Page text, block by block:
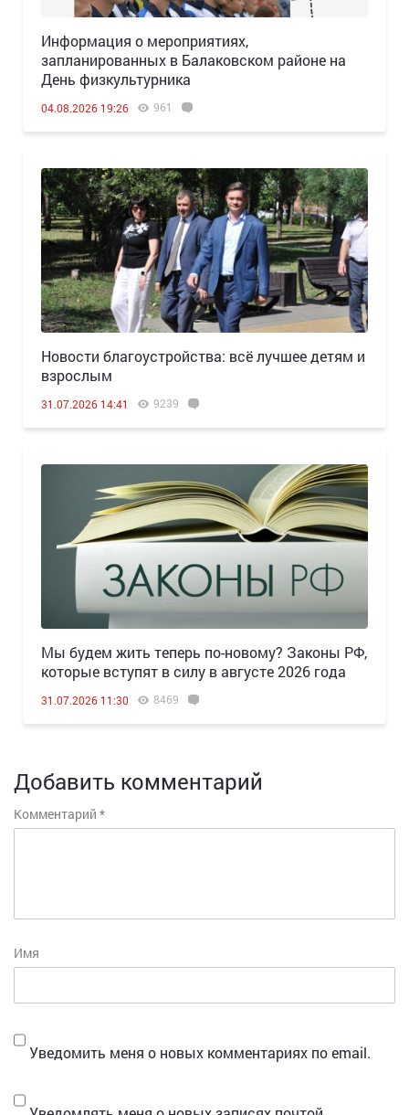
Информация о мероприятиях,
запланированных в Балаковском районе на
День физкультурника
04.08.2026 19:26 961
Новости благоустройства: всё лучшее детям и
взрослым
31.07.2026 14:41 9239
Мы будем жить теперь по-новому? Законы РФ,
которые вступят в силу в августе 2026 года
31.07.2026 11:30 8469
Добавить комментарий
Комментарий *
Имя
Уведомить меня о новых комментариях по email.